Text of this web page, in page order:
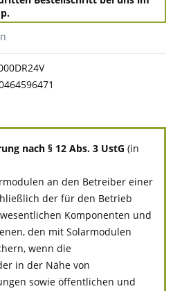
nach § 12 Abs. 3 UstG (in
an den Betreiber einer
der für den Betrieb
Komponenten und
den mit Solarmodulen
wenn die
in der Nähe von
sowie öffentlichen und